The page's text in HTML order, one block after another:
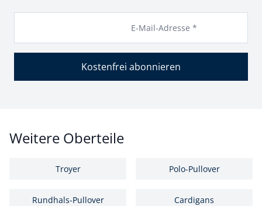
E-Mail-Adresse *
Kostenfrei abonnieren
Weitere Oberteile
Troyer Polo-Pullover
Rundhals-Pullover Cardigans